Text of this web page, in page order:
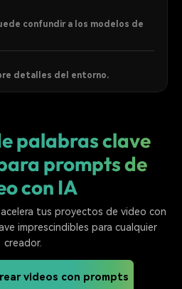
confundir a los modelos de
detalles del entorno.
palabras clave
prompts de
con IA
tus proyectos de video con
imprescindibles para cualquier
creador.
videos con prompts